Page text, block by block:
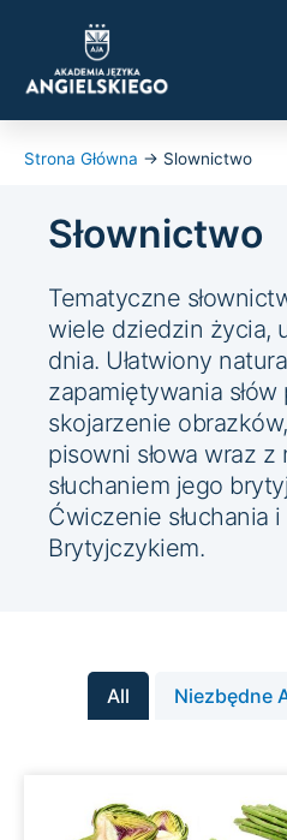
content
Strona Główna → Slownictwo
Słownictwo
Tematyczne
wiele dziedzin życia,
dnia. Ułatwiony
zapamiętywania
skojarzenie
pisowni słowa wraz
słuchaniem jego
Ćwiczenie słuchania
Brytyjczykiem.
All Niezbędne